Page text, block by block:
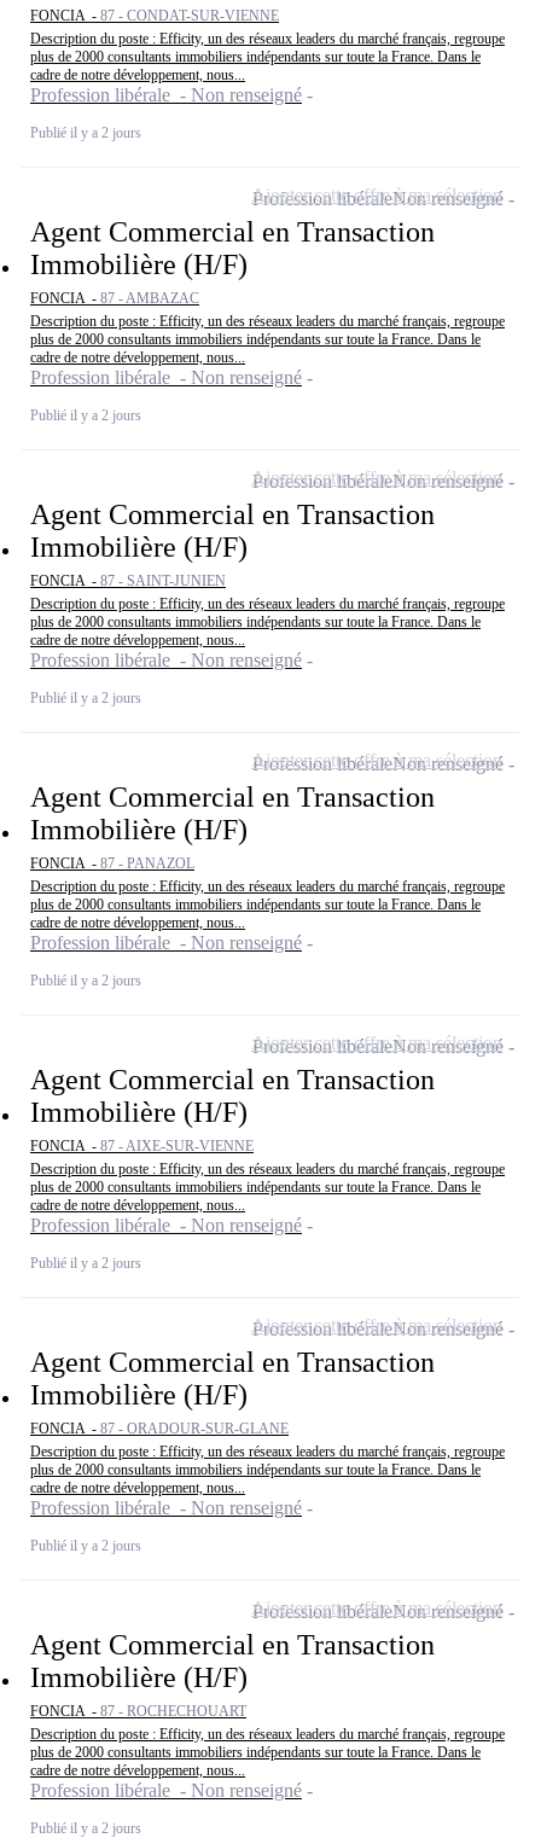
FONCIA - 87 - CONDAT-SUR-VIENNE
Description du poste : Efficity, un des réseaux leaders du marché français, regroupe
plus de 2000 consultants immobiliers indépendants sur toute la France. Dans le
cadre de notre développement, nous...
Profession libérale - Non renseigné
Publié il y a 2 jours
Agent Commercial en Transaction
Immobilière (H/F)
FONCIA - 87 - AMBAZAC
Description du poste : Efficity, un des réseaux leaders du marché français, regroupe
plus de 2000 consultants immobiliers indépendants sur toute la France. Dans le
cadre de notre développement, nous...
Profession libérale - Non renseigné
Publié il y a 2 jours
Profession libéraleNon renseigné
Ajouter cette offre à ma sélection
Agent Commercial en Transaction
Immobilière (H/F)
FONCIA - 87 - SAINT-JUNIEN
Description du poste : Efficity, un des réseaux leaders du marché français, regroupe
plus de 2000 consultants immobiliers indépendants sur toute la France. Dans le
cadre de notre développement, nous...
Profession libérale - Non renseigné
Publié il y a 2 jours
Profession libéraleNon renseigné
Ajouter cette offre à ma sélection
Agent Commercial en Transaction
Immobilière (H/F)
FONCIA - 87 - PANAZOL
Description du poste : Efficity, un des réseaux leaders du marché français, regroupe
plus de 2000 consultants immobiliers indépendants sur toute la France. Dans le
cadre de notre développement, nous...
Profession libérale - Non renseigné
Publié il y a 2 jours
Profession libéraleNon renseigné
Ajouter cette offre à ma sélection
Agent Commercial en Transaction
Immobilière (H/F)
FONCIA - 87 - AIXE-SUR-VIENNE
Description du poste : Efficity, un des réseaux leaders du marché français, regroupe
plus de 2000 consultants immobiliers indépendants sur toute la France. Dans le
cadre de notre développement, nous...
Profession libérale - Non renseigné
Publié il y a 2 jours
Profession libéraleNon renseigné
Ajouter cette offre à ma sélection
Agent Commercial en Transaction
Immobilière (H/F)
FONCIA - 87 - ORADOUR-SUR-GLANE
Description du poste : Efficity, un des réseaux leaders du marché français, regroupe
plus de 2000 consultants immobiliers indépendants sur toute la France. Dans le
cadre de notre développement, nous...
Profession libérale - Non renseigné
Publié il y a 2 jours
Profession libéraleNon renseigné
Ajouter cette offre à ma sélection
Agent Commercial en Transaction
Immobilière (H/F)
FONCIA - 87 - ROCHECHOUART
Description du poste : Efficity, un des réseaux leaders du marché français, regroupe
plus de 2000 consultants immobiliers indépendants sur toute la France. Dans le
cadre de notre développement, nous...
Profession libérale - Non renseigné
Publié il y a 2 jours
Profession libéraleNon renseigné
Ajouter cette offre à ma sélection